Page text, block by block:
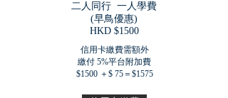
二人同行 一人學費
(早鳥優惠)
​HKD $1500
信用卡繳費需額外
繳付 5%平台附加費
$1500 ＋$ 75＝$1575